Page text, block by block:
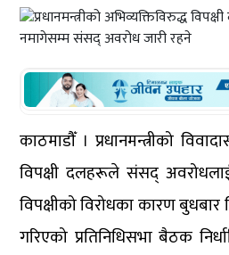
काठमाडौँ । प्रधानमन्त्रीको
विपक्षी दलहरूले संसद्
विपक्षीको विरोधका कारण
गरिएको प्रतिनिधिसभा बैठक